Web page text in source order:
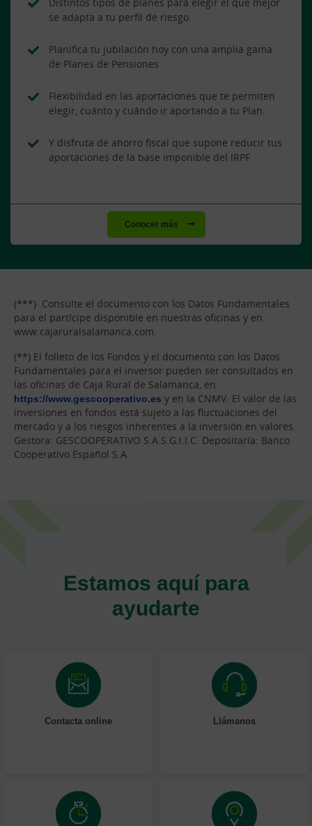
se adapta a tu perfil de riesgo.
Planifica tu jubilación hoy con una amplia gama
de Planes de Pensiones
Flexibilidad en las aportaciones que te permiten
elegir, cuánto y cuándo ir aportando a tu Plan.
Y disfruta de ahorro fiscal que supone reducir tus
aportaciones de la base imponible del IRPF
Conocer más
(***) Consulte el documento con los Datos Fundamentales
para el partícipe disponible en nuestras oficinas y en
www.cajaruralsalamanca.com.
(**) El folleto de los Fondos y el documento con los Datos
Fundamentales para el inversor pueden ser consultados en
las oficinas de Caja Rural de Salamanca, en
https://www.gescooperativo.es y en la CNMV. El valor de las
inversiones en fondos está sujeto a las fluctuaciones del
mercado y a los riesgos inherentes a la inversión en valores.
Gestora: GESCOOPERATIVO S.A.S.G.I.I.C. Depositaría: Banco
Cooperativo Español S.A.
Estamos aquí para
ayudarte
Contacta online Llámanos